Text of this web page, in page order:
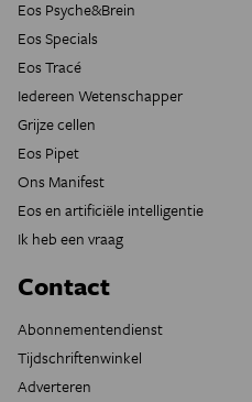
Eos Psyche&Brein
Eos Specials
Eos Tracé
Iedereen Wetenschapper
Grijze cellen
Eos Pipet
Ons Manifest
Eos en artificiële intelligentie
Ik heb een vraag
Contact
Abonnementendienst
Tijdschriftenwinkel
Adverteren